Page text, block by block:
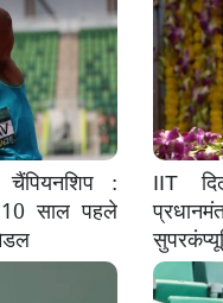
:
साल पहले
IIT